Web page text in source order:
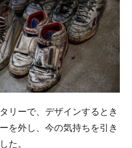
リーで、デザインするとき
を外し、今の気持ちを引き
た。